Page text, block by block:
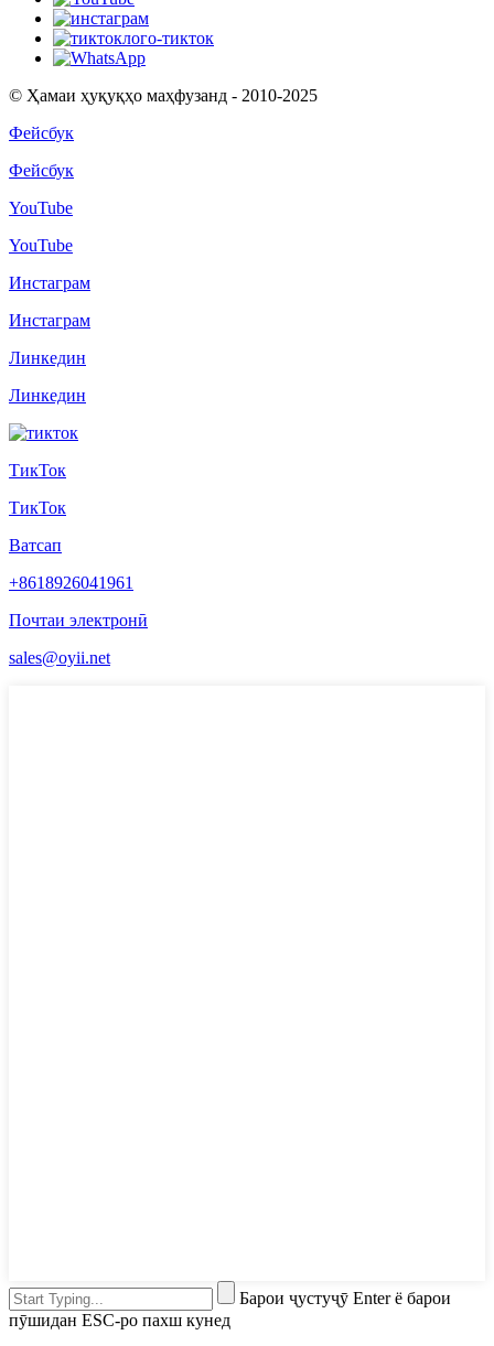
© Ҳамаи ҳуқуқҳо маҳфузанд - 2010-2025
Фейсбук
Фейсбук
YouTube
YouTube
Инстаграм
Инстаграм
Линкедин
Линкедин
ТикТок
ТикТок
Ватсап
+8618926041961
Почтаи электронӣ
sales@oyii.net
Барои ҷустуҷӯ Enter ё барои
пӯшидан ESC-ро пахш кунед